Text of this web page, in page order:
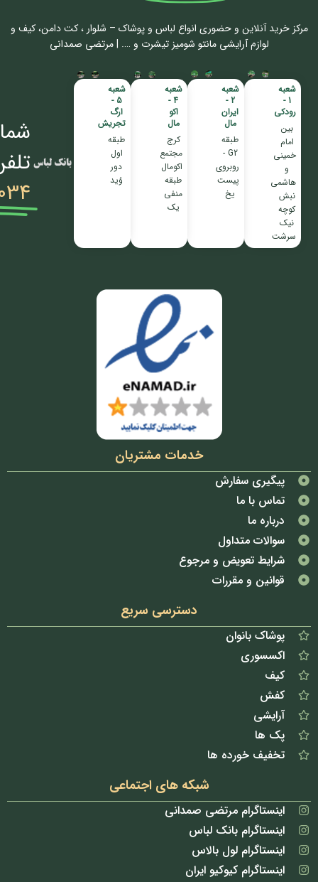
مرکز خرید آنلاین و حضوری انواع لباس‌ و پوشاک – شلوار ، کت دامن، کیف و
لوازم آرایشی مانتو شومیز تیشرت و …. | مرتضی صمدانی
شعبه
1 -
رودکی
بین
امام
خمینی
و
هاشمی
نبش
کوچه
نیک
سرشت
شعبه
2 -
ایران
مال
طبقه
G2 -
روبروی
پیست
یخ
شعبه
4 -
اکو
مال
کرج
مجتمع
اکومال
طبقه
منفی
یک
شعبه
5 -
ارگ
تجریش
طبقه
اول
دور
وُید
خدمات مشتریان
پیگیری سفارش
تماس با ما
درباره ما
سوالات متداول
شرایط تعویض و مرجوع
قوانین و مقررات
دسترسی سریع
پوشاک بانوان
اکسسوری
کیف
کفش
آرایشی
پک ها
تخفیف خورده ها
شبکه های اجتماعی
اینستاگرام مرتضی صمدانی
اینستاگرام بانک لباس
اینستاگرام لول بالاس
اینستاگرام کیوکیو ایران